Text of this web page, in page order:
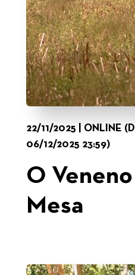
22/11/2025 | ONLINE
06/12/2025 23:59)
O
Mesa